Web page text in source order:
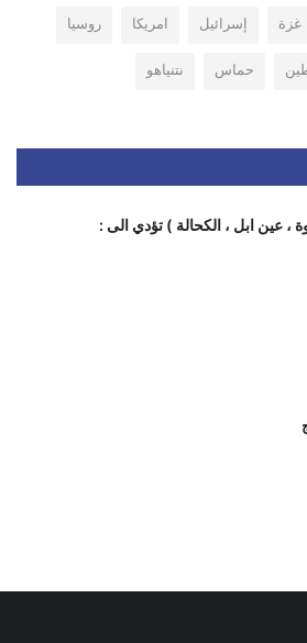
غزة إسرائيل امريكا
روسيا
حماس نتنياهو
، عين ابل ، الكحالة ) تؤدي الى :